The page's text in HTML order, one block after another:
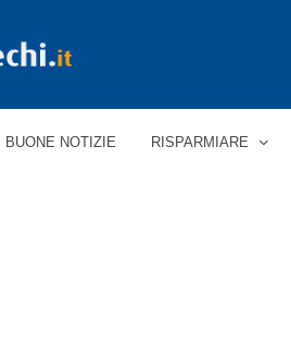
BUONE NOTIZIE RISPARMIARE